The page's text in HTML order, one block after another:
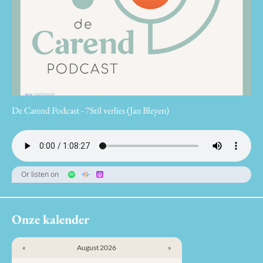
De Carend Podcast - 7Stil verlies (Jan Bleyen)
Or listen on
Onze kalender
« August 2026 »